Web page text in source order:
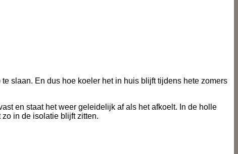
slaan. En dus hoe koeler het in huis blijft tijdens hete zomers
en staat het weer geleidelijk af als het afkoelt. In de holle
zo in de isolatie blijft zitten.